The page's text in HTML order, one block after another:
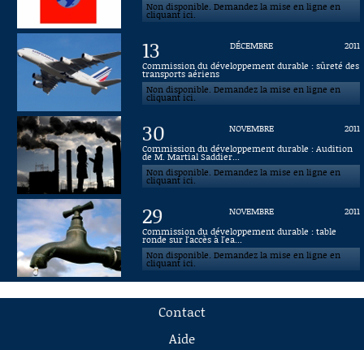
Non disponible. Demandez la mise en ligne en
cliquant ici.
13 DÉCEMBRE
2011
Commission du développement durable : sûreté des
transports aériens
Non disponible. Demandez la mise en ligne en
cliquant ici.
30 NOVEMBRE
2011
Commission du développement durable : Audition
de M. Martial Saddier...
Non disponible. Demandez la mise en ligne en
cliquant ici.
29 NOVEMBRE
2011
Commission du développement durable : table
ronde sur l'accès à l'ea...
Non disponible. Demandez la mise en ligne en
cliquant ici.
Contact
Aide